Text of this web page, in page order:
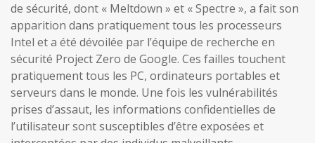
de sécurité, dont « Meltdown » et « Spectre », a fait son
apparition dans pratiquement tous les processeurs
Intel et a été dévoilée par l’équipe de recherche en
sécurité Project Zero de Google. Ces failles touchent
pratiquement tous les PC, ordinateurs portables et
serveurs dans le monde. Une fois les vulnérabilités
prises d’assaut, les informations confidentielles de
l’utilisateur sont susceptibles d’être exposées et